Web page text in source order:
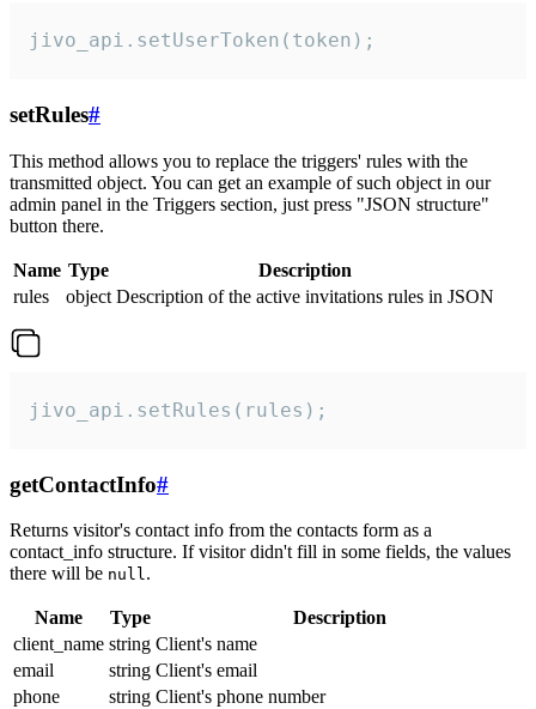
jivo_api.setUserToken(token);
setRules#
This method allows you to replace the triggers' rules with the
transmitted object. You can get an example of such object in our
admin panel in the Triggers section, just press "JSON structure"
button there.
Name Type
Description
rules
object Description of the active invitations rules in JSON
jivo_api.setRules(rules);
getContactInfo#
Returns visitor's contact info from the contacts form as a
contact_info structure. If visitor didn't fill in some fields, the values
there will be null.
Name Type
Description
client_name string Client's name
email
string Client's email
phone
string Client's phone number